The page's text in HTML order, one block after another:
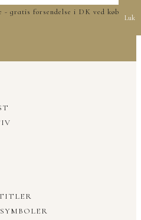
gratis forsendelse i DK ved køb over
Luk